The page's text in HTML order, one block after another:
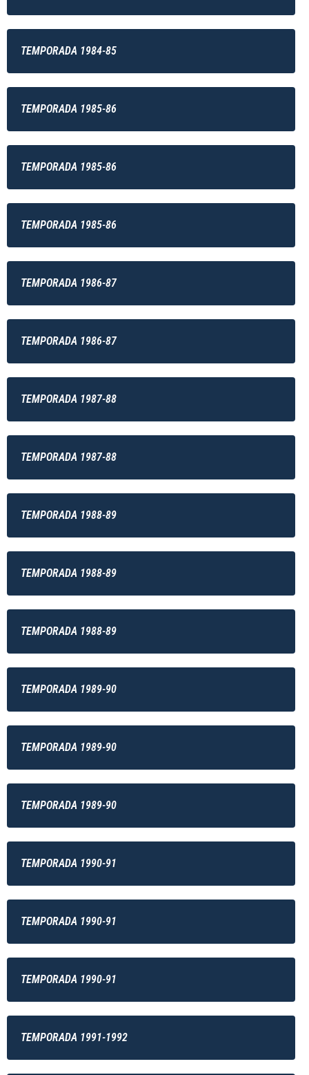
TEMPORADA 1984-85
TEMPORADA 1985-86
TEMPORADA 1985-86
TEMPORADA 1985-86
TEMPORADA 1986-87
TEMPORADA 1986-87
TEMPORADA 1987-88
TEMPORADA 1987-88
TEMPORADA 1988-89
TEMPORADA 1988-89
TEMPORADA 1988-89
TEMPORADA 1989-90
TEMPORADA 1989-90
TEMPORADA 1989-90
TEMPORADA 1990-91
TEMPORADA 1990-91
TEMPORADA 1990-91
TEMPORADA 1991-1992